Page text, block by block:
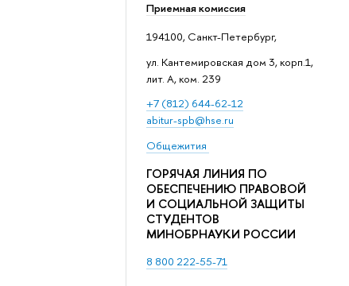
Приемная комиссия
194100, Санкт-Петербург,
ул. Кантемировская дом 3, корп.1,
лит. А, ком. 239
+7 (812) 644-62-12
abitur-spb@hse.ru
Общежития
ГОРЯЧАЯ ЛИНИЯ ПО
ОБЕСПЕЧЕНИЮ ПРАВОВОЙ
И СОЦИАЛЬНОЙ ЗАЩИТЫ
СТУДЕНТОВ
МИНОБРНАУКИ РОССИИ
8 800 222-55-71